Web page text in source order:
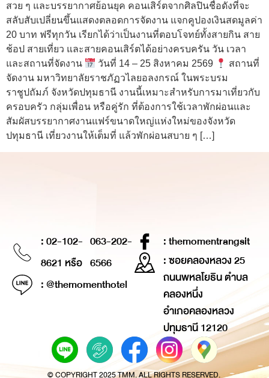
สวย ๆ และบรรยากาศย้อนยุค คอนเสิร์ตจากศิลปินชื่อดังที่จะ
สลับสับเปลี่ยนขึ้นแสดงตลอดการจัดงาน แจกคูปองเงินสดมูลค่า
20 บาท ฟรีทุกวัน เรียกได้ว่าเป็นงานที่ตอบโจทย์ทั้งสายกิน สาย
ช้อป สายเที่ยว และสายคอนเสิร์ตได้อย่างครบครัน วัน เวลา
และสถานที่จัดงาน
วันที่ 14 – 25 สิงหาคม 2569
สถานที่
จัดงาน มหาวิทยาลัยราชภัฏวไลยอลงกรณ์ ในพระบรม
ราชูปถัมภ์ จังหวัดปทุมธานี งานนี้เหมาะสำหรับการมาเที่ยวกับ
ครอบครัว กลุ่มเพื่อน หรือคู่รัก ที่ต้องการใช้เวลาพักผ่อนและ
สัมผัสบรรยากาศงานแฟร์ขนาดใหญ่แห่งใหม่ของจังหวัด
ปทุมธานี เที่ยวงานให้เต็มที่ แล้วพักผ่อนสบาย ๆ […]
: 02-102-
8621 หรือ
063-202-
6566
: @themomenthotel
: themomentrangsit
: ซอยคลองหลวง 25
ถนนพหลโยธิน ตำบล
คลองหนึ่ง
อำเภอคลองหลวง
ปทุมธานี 12120
© COPYRIGHT 2025 TMM. ALL RIGHTS RESERVED.